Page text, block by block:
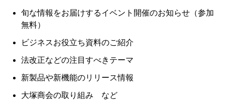
旬な情報をお届けするイベント開催のお知らせ（参加
無料）
ビジネスお役立ち資料のご紹介
法改正などの注目すべきテーマ
新製品や新機能のリリース情報
大塚商会の取り組み など